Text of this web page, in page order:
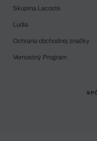
Skupina Lacoste
Ľudia
Ochrana obchodnej značky
Vernostný Program